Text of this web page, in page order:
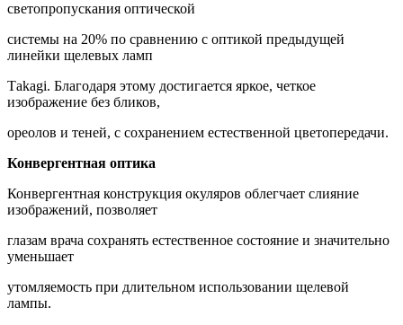
светопропускания оптической
системы на 20% по сравнению с оптикой предыдущей
линейки щелевых ламп
Таkаgi. Благодаря этому достигается яркое, четкое
изображение без бликов,
ореолов и теней, с сохранением естественной цветопередачи.
Конвергентная оптика
Конвергентная конструкция окуляров облегчает слияние
изображений, позволяет
глазам врача сохранять естественное состояние и значительно
уменьшает
утомляемость при длительном использовании щелевой
лампы.